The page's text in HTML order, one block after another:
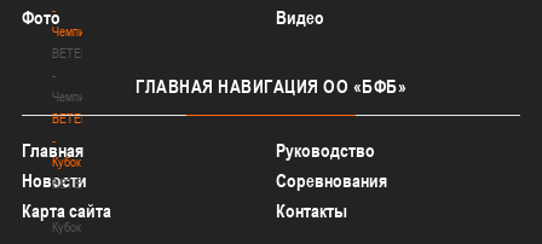
-
Чемпионат
BETERA
-
Чемпионат
BETERA
-
Кубок
BETERA
-
Кубок
Фото
Видео
ГЛАВНАЯ НАВИГАЦИЯ ОО «БФБ»
Главная
Руководство
Новости
Соревнования
Карта сайта
Контакты